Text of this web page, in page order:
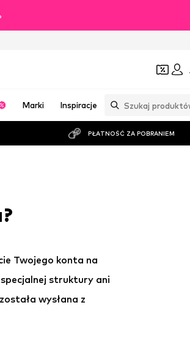
Marki Inspiracje
PŁATNOŚĆ ZA POBRANIEM
Twojego konta na
struktury ani
wysłana z